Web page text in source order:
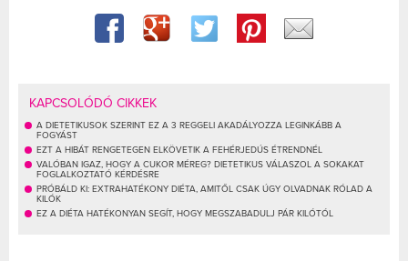
KAPCSOLÓDÓ CIKKEK
A DIETETIKUSOK SZERINT EZ A 3 REGGELI AKADÁLYOZZA LEGINKÁBB A
FOGYÁST
EZT A HIBÁT RENGETEGEN ELKÖVETIK A FEHÉRJEDÚS ÉTRENDNÉL
VALÓBAN IGAZ, HOGY A CUKOR MÉREG? DIETETIKUS VÁLASZOL A SOKAKAT
FOGLALKOZTATÓ KÉRDÉSRE
PRÓBÁLD KI: EXTRAHATÉKONY DIÉTA, AMITŐL CSAK ÚGY OLVADNAK RÓLAD A
KILÓK
EZ A DIÉTA HATÉKONYAN SEGÍT, HOGY MEGSZABADULJ PÁR KILÓTÓL